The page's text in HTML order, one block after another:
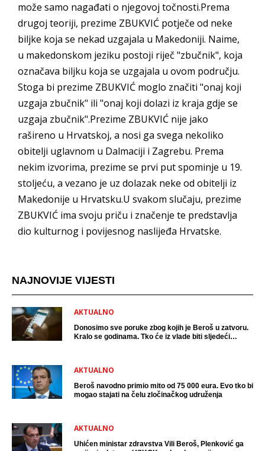
može samo nagađati o njegovoj točnosti.Prema
drugoj teoriji, prezime ZBUKVIĆ potječe od neke
biljke koja se nekad uzgajala u Makedoniji. Naime,
u makedonskom jeziku postoji riječ "zbučnik", koja
označava biljku koja se uzgajala u ovom području.
Stoga bi prezime ZBUKVIĆ moglo značiti "onaj koji
uzgaja zbučnik" ili "onaj koji dolazi iz kraja gdje se
uzgaja zbučnik".Prezime ZBUKVIĆ nije jako
rašireno u Hrvatskoj, a nosi ga svega nekoliko
obitelji uglavnom u Dalmaciji i Zagrebu. Prema
nekim izvorima, prezime se prvi put spominje u 19.
stoljeću, a vezano je uz dolazak neke od obitelji iz
Makedonije u Hrvatsku.U svakom slučaju, prezime
ZBUKVIĆ ima svoju priču i značenje te predstavlja
dio kulturnog i povijesnog naslijeđa Hrvatske.
NAJNOVIJE VIJESTI
AKTUALNO
Donosimo sve poruke zbog kojih je Beroš u zatvoru.
Kralo se godinama. Tko će iz vlade biti sljedeći
AKTUALNO
Beroš navodno primio mito od 75 000 eura. Evo tko bi
mogao stajati na čelu zločinačkog udruženja
AKTUALNO
Uhićen ministar zdravstva Vili Beroš, Plenković ga